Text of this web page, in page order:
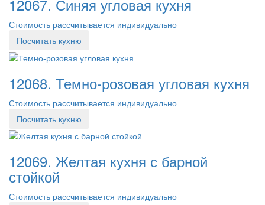
12067. Синяя угловая кухня
Стоимость рассчитывается индивидуально
Посчитать кухню
12068. Темно-розовая угловая кухня
Стоимость рассчитывается индивидуально
Посчитать кухню
12069. Желтая кухня с барной
стойкой
Стоимость рассчитывается индивидуально